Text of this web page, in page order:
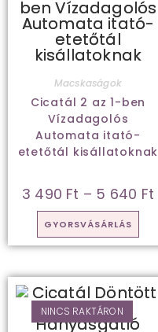
Macskaságok
Cicatál 2 az 1-ben
Vízadagolós
Automata itató-
etetőtál kisállatoknak
3 490 Ft – 5 640 Ft
GYORSVÁSÁRLÁS
NINCS RAKTÁRON